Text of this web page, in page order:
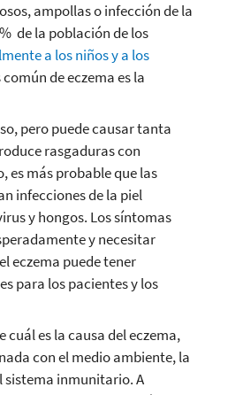
ampollas o infección de la
de la población de los
a los niños y a los
de eczema es la
pero puede causar tanta
rasgaduras con
es más probable que las
infecciones de la piel
y hongos. Los síntomas
y necesitar
eczema puede tener
para los pacientes y los
es la causa del eczema,
con el medio ambiente, la
inmunitario. A